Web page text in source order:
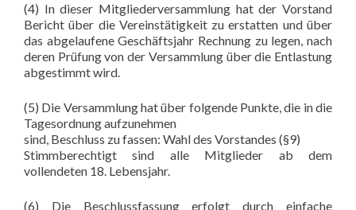
(4) In dieser Mitgliederversammlung hat der Vorstand
Bericht über die Vereinstätigkeit zu erstatten und über
das abgelaufene Geschäftsjahr Rechnung zu legen, nach
deren Prüfung von der Versammlung über die Entlastung
abgestimmt wird.
(5) Die Versammlung hat über folgende Punkte, die in die
Tagesordnung aufzunehmen
sind, Beschluss zu fassen: Wahl des Vorstandes (§9)
Stimmberechtigt sind alle Mitglieder ab dem
vollendeten 18. Lebensjahr.
(6) Die Beschlussfassung erfolgt durch einfache